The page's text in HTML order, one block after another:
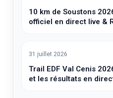
10 km de Soustons
officiel en direct live &
31 juillet 2026
Trail EDF Val Cenis
et les résultats en